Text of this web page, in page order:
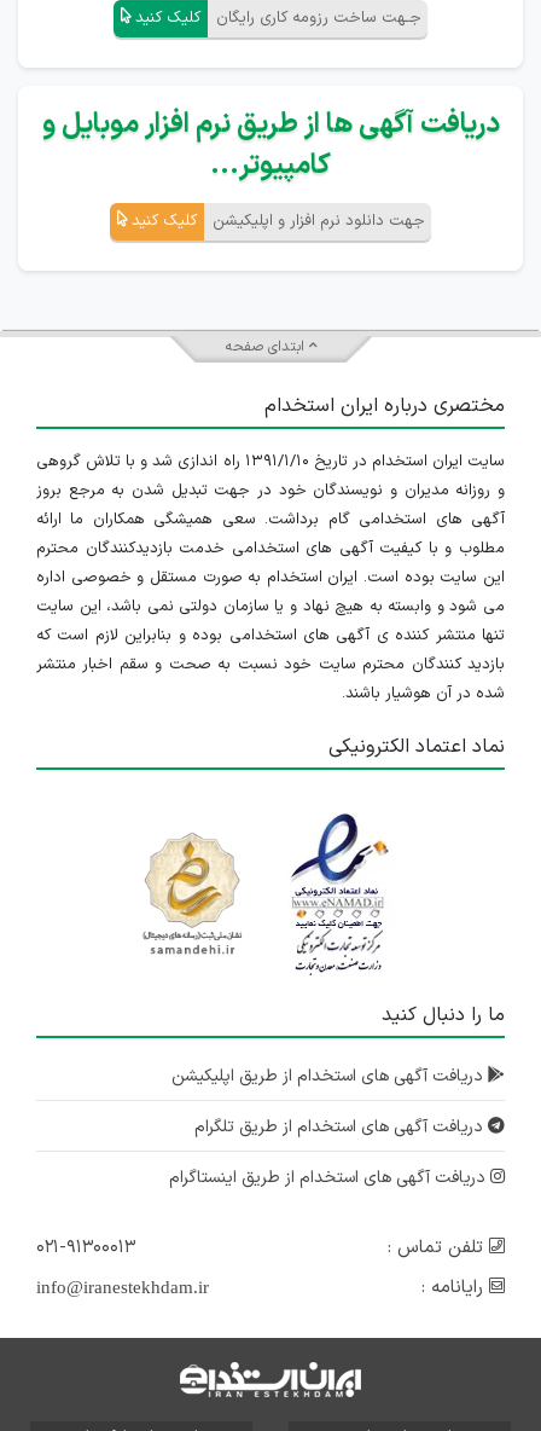
جـهت ساخت رزومه کاری رایگان کلیک کنید
دریافت آگهی ها از طریق نرم افزار موبایل و
کامپیوتر...
جهت دانلود نرم افزار و اپلیکیشن کلیک کنید
ابتدای صفحه
مختصری درباره ایران استخدام
سایت ایران استخدام در تاریخ ۱۳۹۱/۱/۱۰ راه اندازی شد و با تلاش گروهی
و روزانه مدیران و نویسندگان خود در جهت تبدیل شدن به مرجع بروز
آگهی های استخدامی گام برداشت. سعی همیشگی همکاران ما ارائه
مطلوب و با کیفیت آگهی های استخدامی خدمت بازدیدکنندگان محترم
این سایت بوده است. ایران استخدام به صورت مستقل و خصوصی اداره
می شود و وابسته به هیچ نهاد و یا سازمان دولتی نمی باشد، این سایت
تنها منتشر کننده ی آگهی های استخدامی بوده و بنابراین لازم است که
بازدید کنندگان محترم سایت خود نسبت به صحت و سقم اخبار منتشر
شده در آن هوشیار باشند.
نماد اعتماد الکترونیکی
ما را دنبال کنید
دریافت آگهی های استخدام از طریق اپلیکیشن
دریافت آگهی های استخدام از طریق تلگرام
دریافت آگهی های استخدام از طریق اینستاگرام
تلفن تماس :
۰۲۱-۹۱۳۰۰۰۱۳
رایانامه :
info@iranestekhdam.ir